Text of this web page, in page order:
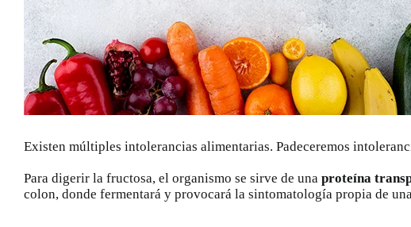
Existen múltiples intolerancias alimentarias. Padeceremos
Para digerir la fructosa, el organismo se sirve de una proteína
colon, donde fermentará y provocará la sintomatología propia de